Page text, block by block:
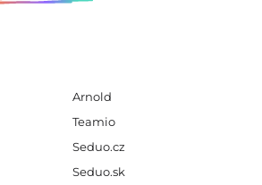
Arnold
Teamio
Seduo.cz
Seduo.sk